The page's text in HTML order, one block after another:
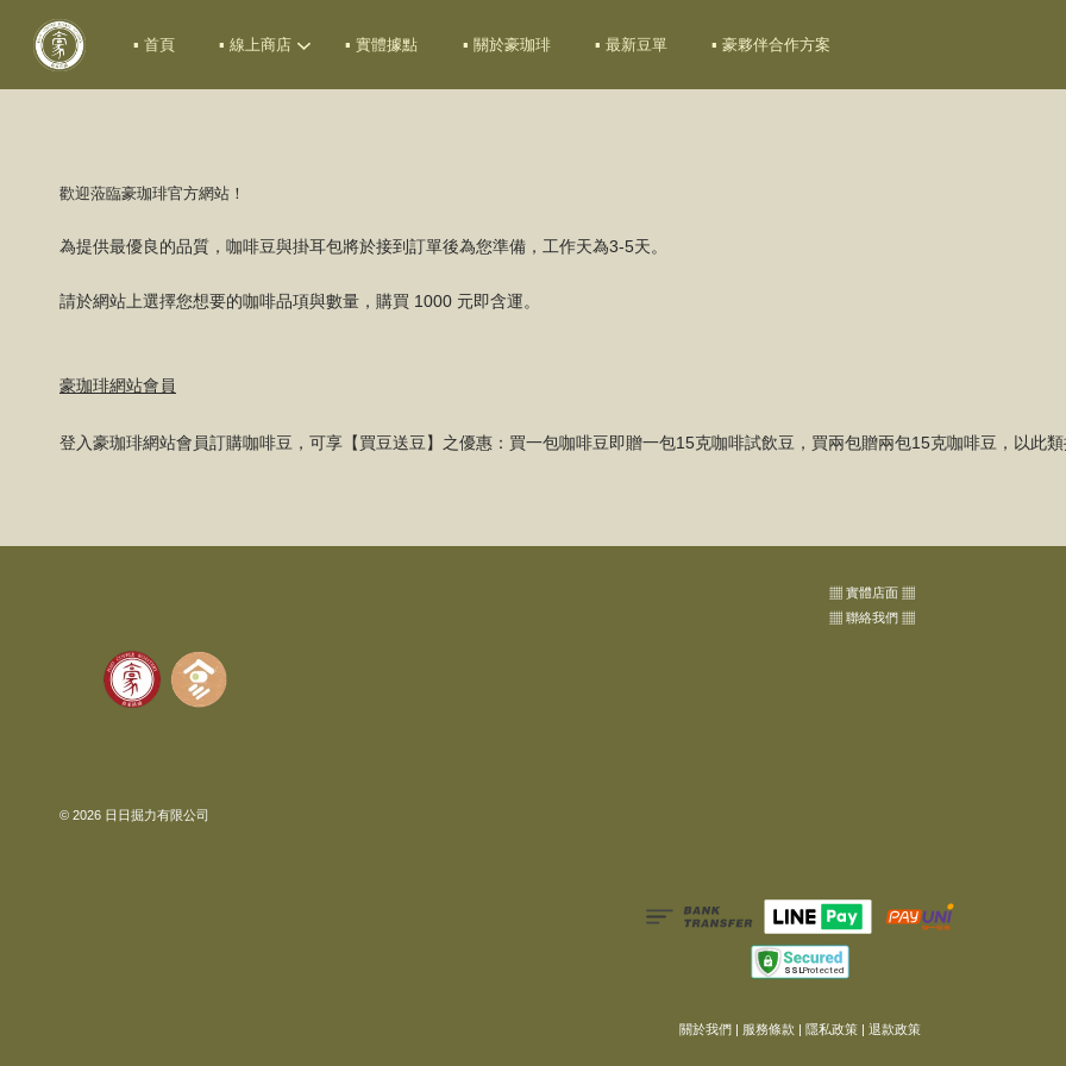
▪ 首頁 ▪ 線上商店 ▪ 實體據點 ▪ 關於豪珈琲 ▪ 最新豆單 ▪ 豪夥伴合作方案
歡迎蒞臨豪珈琲官方網站！
為提供最優良的品質，咖啡豆與掛耳包將於接到訂單後為您準備，工作天為3-5天。
請於網站上選擇您想要的咖啡品項與數量，購買 1000 元即含運。
豪珈琲網站會員
登入豪珈琲網站會員訂購咖啡豆，可享【買豆送豆】之優惠：買一包咖啡豆即贈一包15克咖啡試飲豆，買兩包贈兩包15克咖啡豆，以此
© 2026 日日掘力有限公司
▦ 實體店面 ▦
▦ 聯絡我們 ▦
關於我們 服務條款 隱私政策| 退款政策